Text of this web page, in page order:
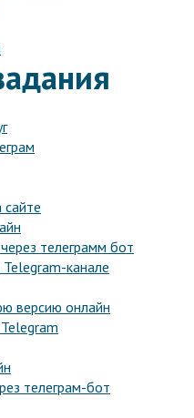
сайте
телеграмм бот
канале
версию онлайн
телеграм-бот